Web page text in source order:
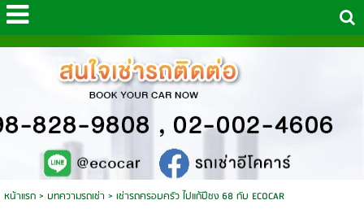
หน้าแรก> บทความรถเช่า > เช่ารถครอบครัว ไปแก้ปีชง 68 กับ ECOCAR